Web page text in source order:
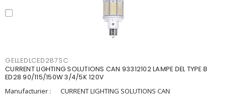
GELLEDLCED287SC
CURRENT LIGHTING SOLUTIONS CAN 93312102 LAMPE DEL TYPE B
ED28 90/115/150W 3/4/5K 120V
Manufacturier :
CURRENT LIGHTING SOLUTIONS CAN